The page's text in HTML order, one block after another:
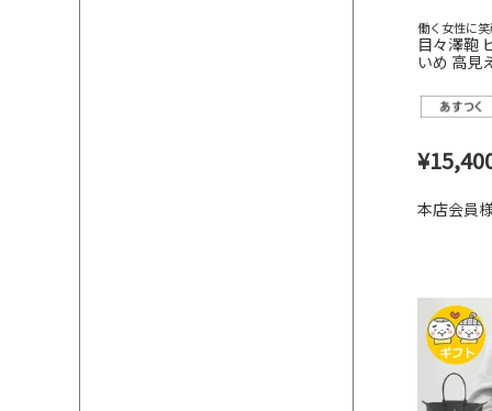
働く女性に
目々澤鞄
いめ 高見
¥
本店会員